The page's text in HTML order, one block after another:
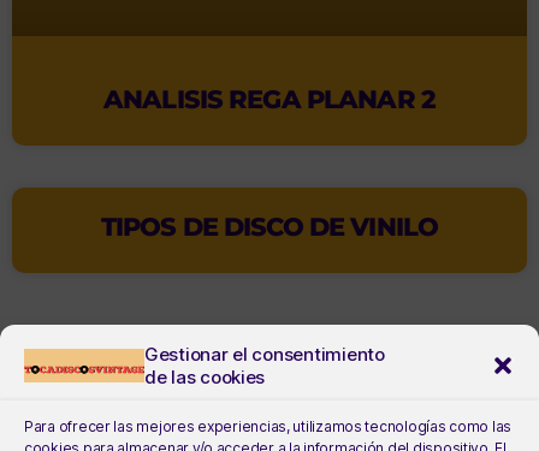
Gestionar el consentimiento
de las cookies
Para ofrecer las mejores experiencias, utilizamos tecnologías como las
ANALISIS REGA PLANAR 2
TIPOS DE DISCO DE VINILO